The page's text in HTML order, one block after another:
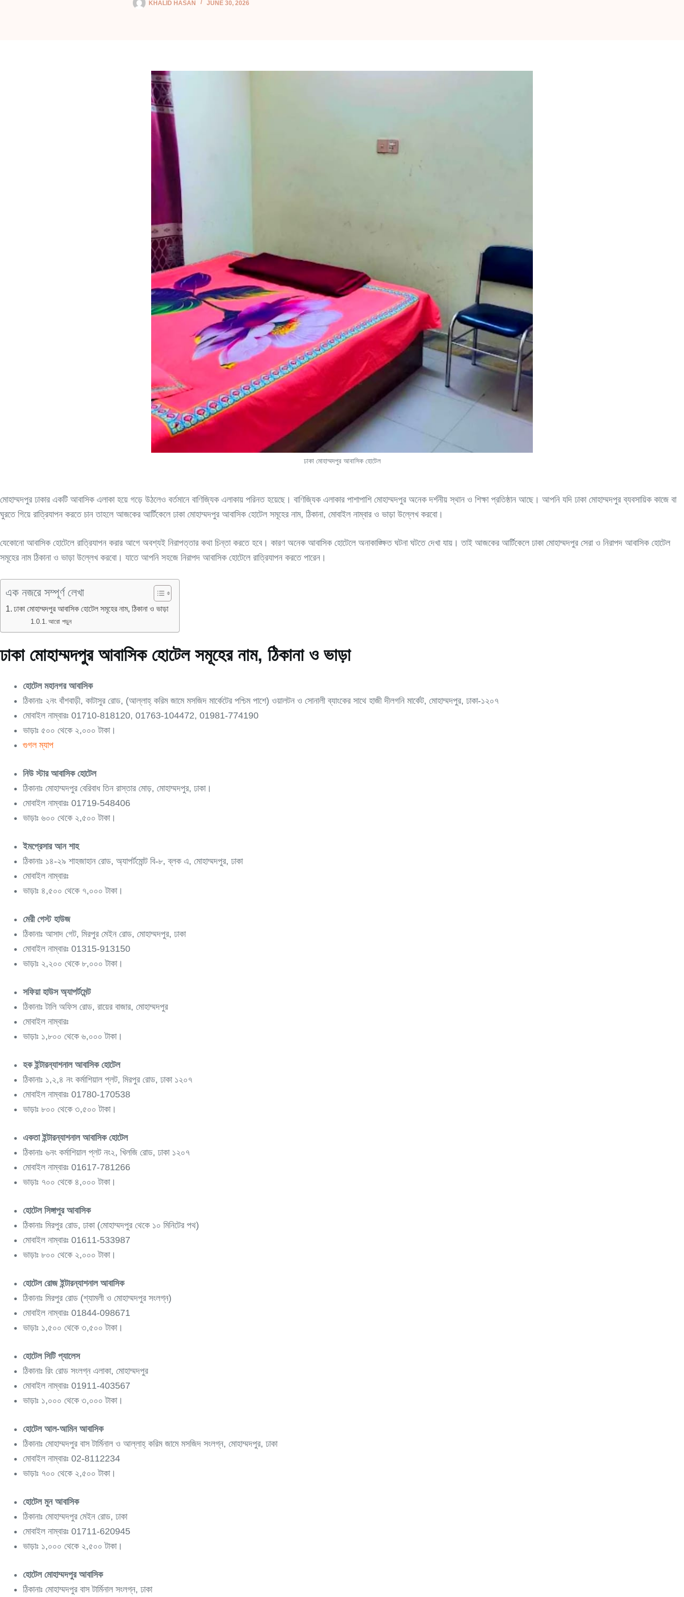
KHALID HASAN JUNE 30, 2026
ঢাকা মোহাম্মদপুর আবাসিক হোটেল
মোহাম্মদপুর ঢাকার একটি আবাসিক এলাকা হয়ে গড়ে উঠলেও বর্তমানে বাণিজ্যিক এলাকায় পরিনত হয়েছে। বাণিজ্যিক এলাকার পাশাপাশি মোহাম্মদপুর অনেক দর্শনীয় স্থান ও শিক্ষা প্রতিষ্ঠান আছে। আপনি যদি ঢাকা মোহাম্মদপুর ব্যবসায়িক কাজে বা
ঘুরতে গিয়ে রাত্রিযাপন করতে চান তাহলে আজকের আর্টিকেলে ঢাকা মোহাম্মদপুর আবাসিক হোটেল সমূহের নাম, ঠিকানা, মোবাইল নাম্বার ও ভাড়া উল্লেখ করবো।
যেকোনো আবাসিক হোটেলে রাত্রিযাপন করার আগে অবশ্যই নিরাপত্তার কথা চিন্তা করতে হবে। কারণ অনেক আবাসিক হোটেলে অনাকাঙ্ক্ষিত ঘটনা ঘটতে দেখা যায়। তাই আজকের আর্টিকেলে ঢাকা মোহাম্মদপুর সেরা ও নিরাপদ আবাসিক হোটেল
সমূহের নাম ঠিকানা ও ভাড়া উল্লেখ করবো। যাতে আপনি সহজে নিরাপদ আবাসিক হোটেলে রাত্রিযাপন করতে পারেন।
এক নজরে সম্পূর্ণ লেখা
ঢাকা মোহাম্মদপুর আবাসিক হোটেল সমূহের নাম, ঠিকানা ও ভাড়া
আরো পড়ুন
ঢাকা মোহাম্মদপুর আবাসিক হোটেল সমূহের নাম, ঠিকানা ও ভাড়া
হোটেল মহানগর আবাসিক
ঠিকানাঃ ২নং বাঁশবাড়ী, কাটাসুর রোড, (আল্লাহ্ করিম জামে মসজিদ মার্কেটের পশ্চিম পাশে) ওয়ালটন ও সোনালী ব্যাংকের সাথে হাজী দীলগনি মার্কেট, মোহাম্মদপুর, ঢাকা-১২০৭
মোবাইল নাম্বারঃ 01710-818120, 01763-104472, 01981-774190
ভাড়াঃ ৫০০ থেকে ২,০০০ টাকা।
গুগল ম্যাপ
নিউ স্টার আবাসিক হোটেল
ঠিকানাঃ মোহাম্মদপুর বেরিবাধ তিন রাস্তার মোড়, মোহাম্মদপুর, ঢাকা।
মোবাইল নাম্বারঃ 01719-548406
ভাড়াঃ ৬০০ থেকে ২,৫০০ টাকা।
ইমপ্রেসার আন শাহ
ঠিকানাঃ ১৪-২৯ শাহজাহান রোড, অ্যাপর্টমোন্ট বি-৮, ব্লক এ, মোহাম্মদপুর, ঢাকা
মোবাইল নাম্বারঃ
ভাড়াঃ ৪,৫০০ থেকে ৭,০০০ টাকা।
মেরী গেস্ট হাউজ
ঠিকানাঃ আসাদ গেট, মিরপুর মেইন রোড, মোহাম্মদপুর, ঢাকা
মোবাইল নাম্বারঃ 01315-913150
ভাড়াঃ ২,২০০ থেকে ৮,০০০ টাকা।
সফিয়া হাউস অ্যাপর্টমেন্ট
ঠিকানাঃ টালি অফিস রোড, রায়ের বাজার, মোহাম্মদপুর
মোবাইল নাম্বারঃ
ভাড়াঃ ১,৮০০ থেকে ৬,০০০ টাকা।
হক ইন্টারন্যাশনাল আবাসিক হোটেল
ঠিকানাঃ ১,২,৪ নং কর্মাশিয়াল প্লট, মিরপুর রোড, ঢাকা ১২০৭
মোবাইল নাম্বারঃ 01780-170538
ভাড়াঃ ৮০০ থেকে ৩,৫০০ টাকা।
একতা ইন্টারন্যাশনাল আবাসিক হোটেল
ঠিকানাঃ ৬নং কর্মাশিয়াল প্লট নং২, খিলজি রোড, ঢাকা ১২০৭
মোবাইল নাম্বারঃ 01617-781266
ভাড়াঃ ৭০০ থেকে ৪,০০০ টাকা।
হোটেল সিঙ্গাপুর আবাসিক
ঠিকানাঃ মিরপুর রোড, ঢাকা (মোহাম্মদপুর থেকে ১০ মিনিটের পথ)
মোবাইল নাম্বারঃ 01611-533987
ভাড়াঃ ৮০০ থেকে ২,০০০ টাকা।
হোটেল রোজ ইন্টারন্যাশনাল আবাসিক
ঠিকানাঃ মিরপুর রোড (শ্যামলী ও মোহাম্মদপুর সংলগ্ন)
মোবাইল নাম্বারঃ 01844-098671
ভাড়াঃ ১,৫০০ থেকে ৩,৫০০ টাকা।
হোটেল সিটি প্যালেস
ঠিকানাঃ রিং রোড সংলগ্ন এলাকা, মোহাম্মদপুর
মোবাইল নাম্বারঃ 01911-403567
ভাড়াঃ ১,০০০ থেকে ৩,০০০ টাকা।
হোটেল আল-আমিন আবাসিক
ঠিকানাঃ মোহাম্মদপুর বাস টার্মিনাল ও আল্লাহ্ করিম জামে মসজিদ সংলগ্ন, মোহাম্মদপুর, ঢাকা
মোবাইল নাম্বারঃ 02-8112234
ভাড়াঃ ৭০০ থেকে ২,৫০০ টাকা।
হোটেল মুন আবাসিক
ঠিকানাঃ মোহাম্মদপুর মেইন রোড, ঢাকা
মোবাইল নাম্বারঃ 01711-620945
ভাড়াঃ ১,০০০ থেকে ২,৫০০ টাকা।
হোটেল মোহাম্মদপুর আবাসিক
ঠিকানাঃ মোহাম্মদপুর বাস টার্মিনাল সংলগ্ন, ঢাকা